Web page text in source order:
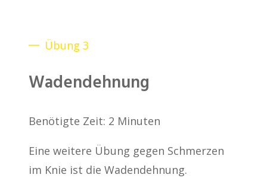
Übung 3
Wadendehnung
Benötigte Zeit: 2 Minuten
Eine weitere Übung gegen Schmerzen
im Knie ist die Wadendehnung.